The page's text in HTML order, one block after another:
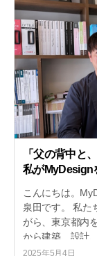
「父の背中と
私がMyDesign
こんにちは。
泉田です。 私た
がら、東京都内
から建築、設計
お客様の住まい
2025年5月4日